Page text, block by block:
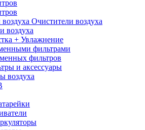
Очистители воздуха
воздуха
+ Увлажнение
фильтрами
фильтров
и аксессуары
воздуха